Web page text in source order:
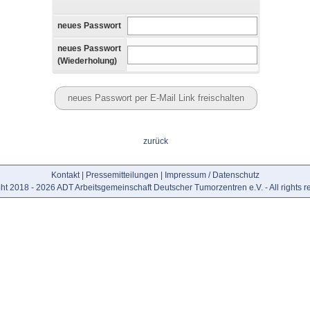
neues Passwort
neues Passwort
(Wiederholung)
zurück
Kontakt| Pressemitteilungen
Impressum / Datenschutz
2018 - 2026 ADT Arbeitsgemeinschaft Deutscher Tumorzentren e.V. - All rights